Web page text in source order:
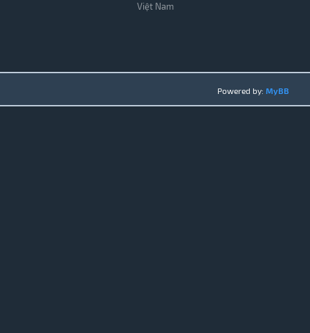
Việt Nam
Powered by: MyBB